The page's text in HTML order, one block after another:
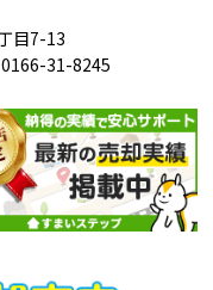
目7-13
31-8245